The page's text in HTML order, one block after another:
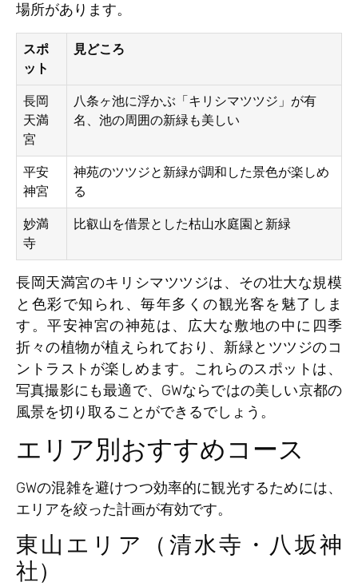
場所があります。
スポ
ット
見どころ
長岡
天満
宮
八条ヶ池に浮かぶ「キリシマツツジ」が有
名、池の周囲の新緑も美しい
平安
神宮
神苑のツツジと新緑が調和した景色が楽しめ
る
妙満
寺
比叡山を借景とした枯山水庭園と新緑
長岡天満宮のキリシマツツジは、その壮大な規模
と色彩で知られ、毎年多くの観光客を魅了しま
す。平安神宮の神苑は、広大な敷地の中に四季
折々の植物が植えられており、新緑とツツジのコ
ントラストが楽しめます。これらのスポットは、
写真撮影にも最適で、GWならではの美しい京都の
風景を切り取ることができるでしょう。
エリア別おすすめコース
GWの混雑を避けつつ効率的に観光するためには、
エリアを絞った計画が有効です。
東山エリア（清水寺・八坂神
社）